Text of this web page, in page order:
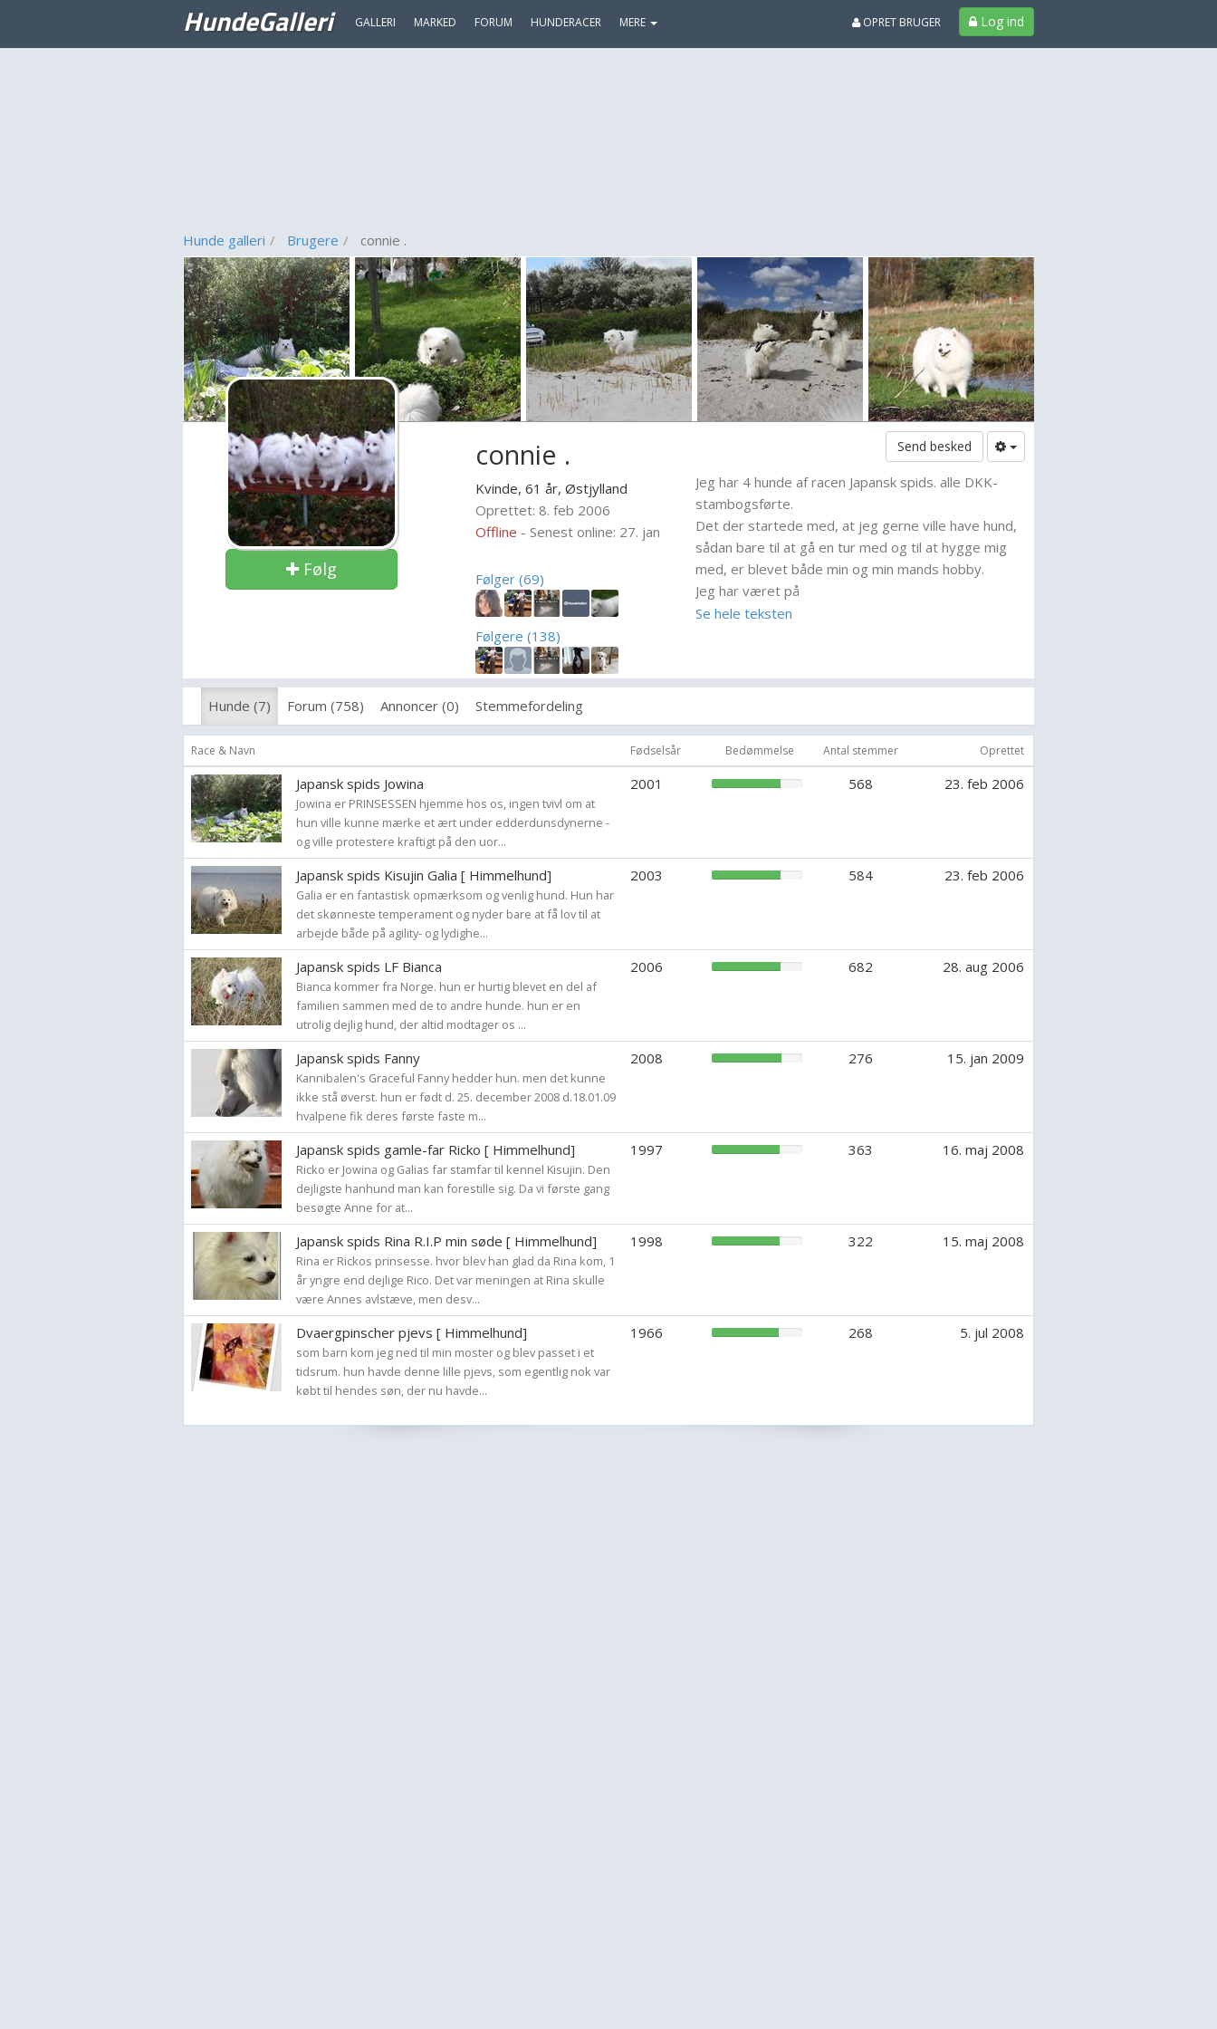
HundeGalleri GALLERI MARKED FORUM HUNDERACER MERE Log ind
OPRET BRUGER
Hunde galleri Brugere connie .
Følg
connie .
Kvinde, 61 år,Østjylland
Oprettet: 8. feb 2006
Offline - Senest online: 27. jan
Følger (69)
Følgere (138)
Send besked
Jeg har 4 hunde af racen Japansk spids. alle DKK-
stambogsførte.
Det der startede med, at jeg gerne ville have hund,
sådan bare til at gå en tur med og til at hygge mig
med, er blevet både min og min mands hobby.
Jeg har været på
opdrætterkursus+overbygning+hundeholderuddannel
året
Se hele teksten
Hunde (7) Forum (758) Annoncer (0) Stemmefordeling
Race & Navn Fødselsår Bedømmelse Antal stemmer Oprettet
Japansk spids Jowina
Jowina er PRINSESSEN hjemme hos os, ingen tvivl om at
hun ville kunne mærke et ært under edderdunsdynerne -
og ville protestere kraftigt på den uor...
2001 568 23. feb 2006
Japansk spids Kisujin Galia [ Himmelhund]
Galia er en fantastisk opmærksom og venlig hund. Hun har
det skønneste temperament og nyder bare at få lov til at
arbejde både på agility- og lydighe...
2003 584 23. feb 2006
Japansk spids LF Bianca
Bianca kommer fra Norge. hun er hurtig blevet en del af
familien sammen med de to andre hunde. hun er en
utrolig dejlig hund, der altid modtager os ...
2006 682 28. aug 2006
Japansk spids Fanny
Kannibalen's Graceful Fanny hedder hun. men det kunne
ikke stå øverst. hun er født d. 25. december 2008 d.18.01.09
hvalpene fik deres første faste m...
2008 276 15. jan 2009
Japansk spids gamle-far Ricko [ Himmelhund]
Ricko er Jowina og Galias far stamfar til kennel Kisujin. Den
dejligste hanhund man kan forestille sig. Da vi første gang
besøgte Anne for at...
1997 363 16. maj 2008
Japansk spids Rina R.I.P min søde [ Himmelhund]
Rina er Rickos prinsesse. hvor blev han glad da Rina kom, 1
år yngre end dejlige Rico. Det var meningen at Rina skulle
være Annes avlstæve, men desv...
1998 322 15. maj 2008
Dvaergpinscher pjevs [ Himmelhund]
som barn kom jeg ned til min moster og blev passet i et
tidsrum. hun havde denne lille pjevs, som egentlig nok var
købt til hendes søn, der nu havde...
1966 268 5. jul 2008